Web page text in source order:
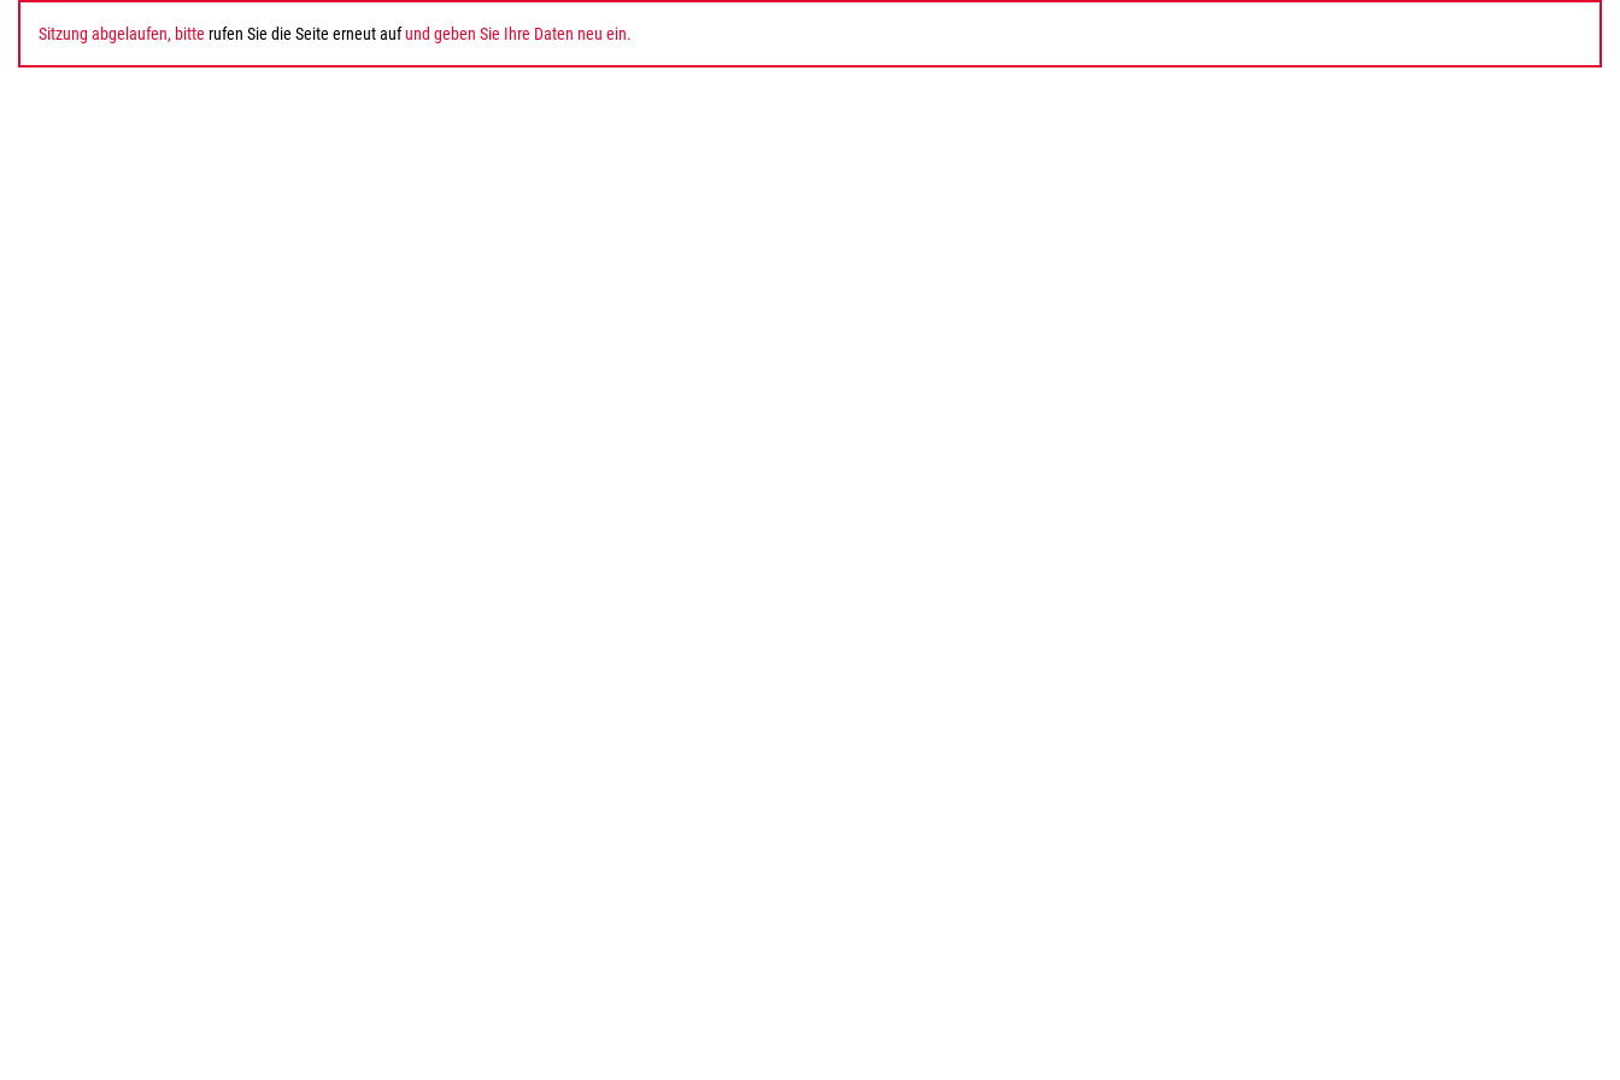
Sitzung abgelaufen, bitte rufen Sie die Seite erneut aufund geben Sie Ihre Daten neu ein.